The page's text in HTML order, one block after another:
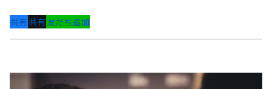
共有共有友だち追加